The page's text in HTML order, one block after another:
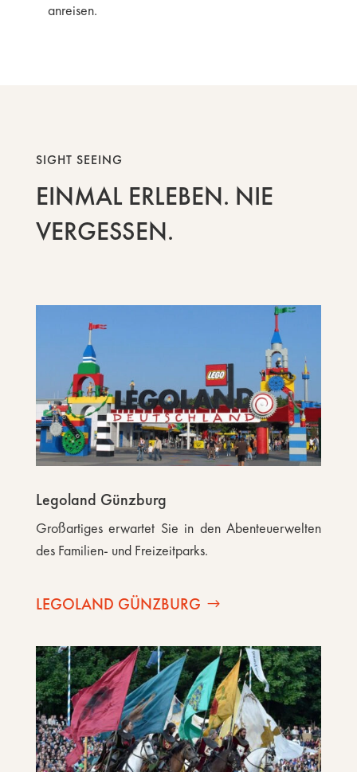
anreisen.
SIGHT SEEING
EINMAL ERLEBEN. NIE
VERGESSEN.
Legoland Günzburg
Großartiges erwartet Sie in den Abenteuerwelten
des Familien- und Freizeitparks.
LEGOLAND GÜNZBURG